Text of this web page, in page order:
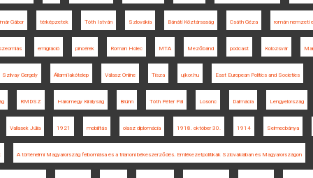
Gábor térképzetek Tóth István Szlovákia Bánáti Köztársaság Csáth Géza román nemzeti
emigráció pincérek Roman Holec MTA Mezőbánd podcast Kolozsvár
Szilvay Gergely Állami lakótelep Válasz Online Tisza ujkor.hu East European Politics and Societies
RMDSZ Háromegy Királyság Brünn Tóth Péter Pál Losonc Dalmácia Lengyelország
Vallasek Júlia 1921 mobilitás olasz diplomácia 1918. október 30. 1914 Selmecbánya
A történelmi Magyarország felbomlása és a trianoni békeszerződés. Emlékezetpolitikák Szlovákiában és Magyarországon